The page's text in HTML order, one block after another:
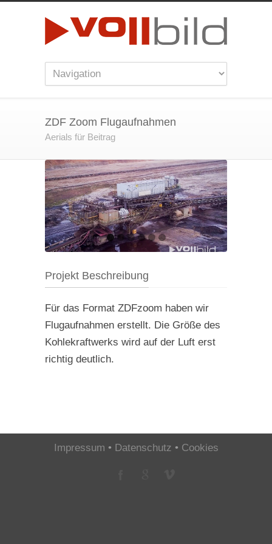
ZDF Zoom Flugaufnahmen
Aerials für Beitrag
Projekt Beschreibung
Für das Format ZDFzoom haben wir
Flugaufnahmen erstellt. Die Größe des
Kohlekraftwerks wird auf der Luft erst
richtig deutlich.
Impressum • Datenschutz • Cookies